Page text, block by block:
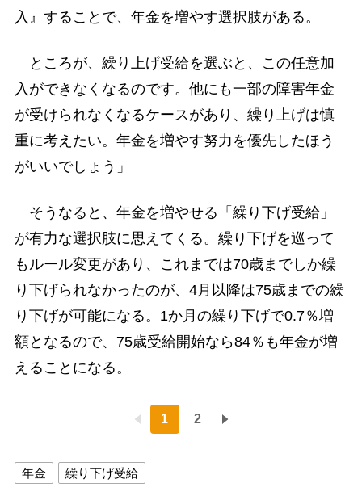
入』することで、年金を増やす選択肢がある。
ところが、繰り上げ受給を選ぶと、この任意加
入ができなくなるのです。他にも一部の障害年金
が受けられなくなるケースがあり、繰り上げは慎
重に考えたい。年金を増やす努力を優先したほう
がいいでしょう」
そうなると、年金を増やせる「繰り下げ受給」
が有力な選択肢に思えてくる。繰り下げを巡って
もルール変更があり、これまでは70歳までしか繰
り下げられなかったのが、4月以降は75歳までの繰
り下げが可能になる。1か月の繰り下げで0.7％増
額となるので、75歳受給開始なら84％も年金が増
えることになる。
1 2
年金 繰り下げ受給